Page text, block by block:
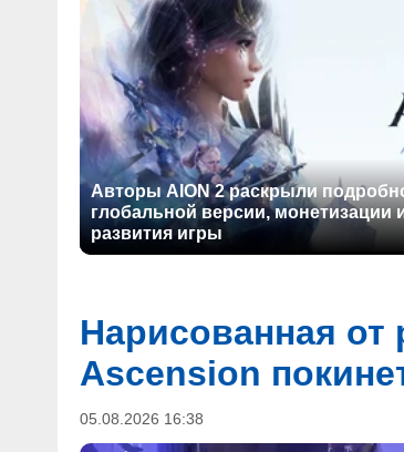
Авторы AION 2 раскрыли
глобальной версии, монетизации
развития игры
Нарисованная от
Ascension
05.08.2026 16:38